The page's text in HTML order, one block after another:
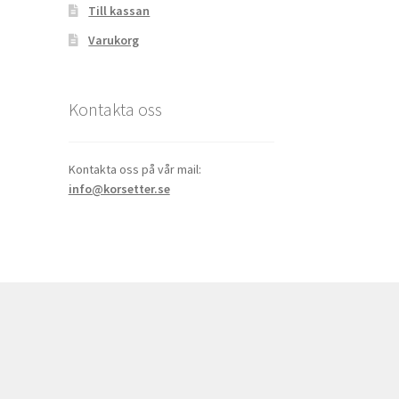
Till kassan
Varukorg
Kontakta oss
Kontakta oss på vår mail:
info@korsetter.se